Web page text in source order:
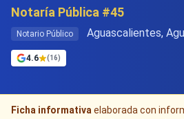
Notaría Pública #45
Notario Público Aguascalientes,
4.6 (16)
Ficha informativa elaborada con